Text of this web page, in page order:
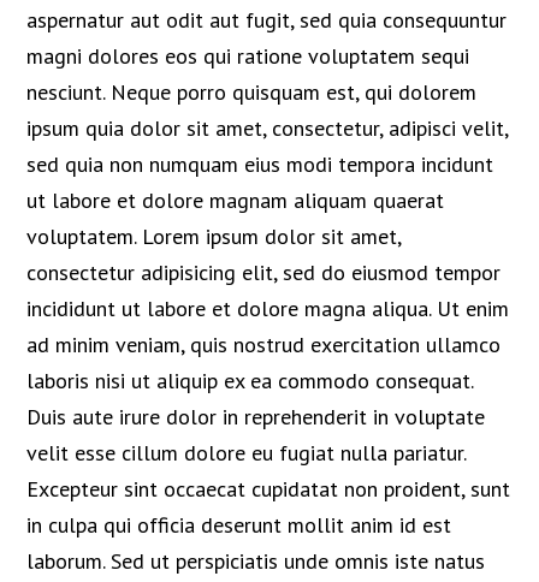
aspernatur aut odit aut fugit, sed quia consequuntur
magni dolores eos qui ratione voluptatem sequi
nesciunt. Neque porro quisquam est, qui dolorem
ipsum quia dolor sit amet, consectetur, adipisci velit,
sed quia non numquam eius modi tempora incidunt
ut labore et dolore magnam aliquam quaerat
voluptatem. Lorem ipsum dolor sit amet,
consectetur adipisicing elit, sed do eiusmod tempor
incididunt ut labore et dolore magna aliqua. Ut enim
ad minim veniam, quis nostrud exercitation ullamco
laboris nisi ut aliquip ex ea commodo consequat.
Duis aute irure dolor in reprehenderit in voluptate
velit esse cillum dolore eu fugiat nulla pariatur.
Excepteur sint occaecat cupidatat non proident, sunt
in culpa qui officia deserunt mollit anim id est
laborum. Sed ut perspiciatis unde omnis iste natus